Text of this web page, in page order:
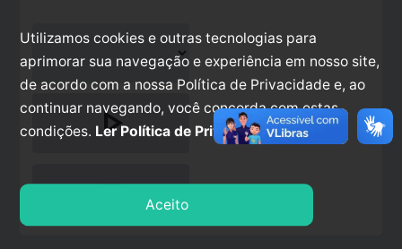
play_arrow
stop
Utilizamos cookies e outras tecnologias para
aprimorar sua navegação e experiência em nosso site,
de acordo com a nossa Política de Privacidade e, ao
continuar navegando, você concorda com estas
condições. Ler Política de Privacidade.
Aceito